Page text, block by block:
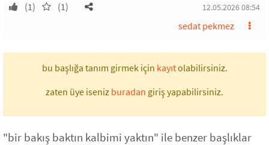
(1) (1) 12.05.2026 08:54
sedat pekmez
bu başlığa tanım girmek için kayıtolabilirsiniz.
zaten üye iseniz buradan giriş yapabilirsiniz.
"bir bakış baktın kalbimi yaktın" ile benzer başlıklar